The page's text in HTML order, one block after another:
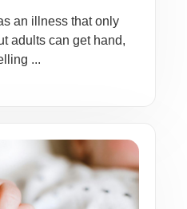
an illness that only
adults can get hand,
...